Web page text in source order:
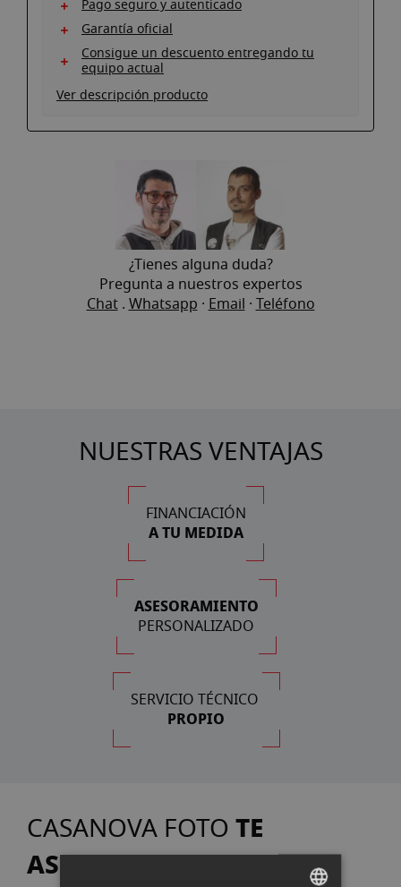
Pago seguro y autenticado
Garantía oficial
Consigue un descuento entregando tu
equipo actual
Ver descripción producto
¿Tienes alguna duda?
Pregunta a nuestros expertos
Chat.Whatsapp ·Email ·Teléfono
NUESTRAS VENTAJAS
FINANCIACIÓN
A TU MEDIDA
ASESORAMIENTO
PERSONALIZADO
SERVICIO TÉCNICO
PROPIO
CASANOVA FOTO TE
ASESORA